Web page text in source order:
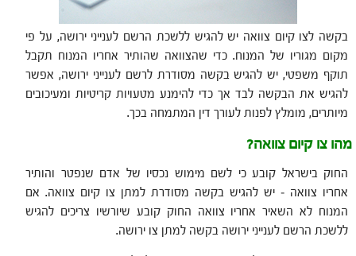
בקשה לצו קיום צוואה יש להגיש ללשכת הרשם לענייני ירושה, על פי
מקום מגוריו של המנוח. כדי שהצוואה שהותיר אחריו המנוח תקבל
תוקף משפטי, יש להגיש בקשה מסודרת לרשם לענייני ירושה, אפשר
להגיש את הבקשה לבד אך כדי להימנע מטעויות קריטיות ומעיכובים
מיותרים, מומלץ לפנות לעורך דין המתמחה בכך.
מהו צו קיום צוואה?
החוק בישראל קובע כי לשם מימוש נכסיו של אדם שנפטר והותיר
אחריו צוואה – יש להגיש בקשה מסודרת למתן צו קיום צוואה. אם
המנוח לא השאיר אחריו צוואה החוק קובע שיורשיו צריכים להגיש
ללשכת הרשם לענייני ירושה בקשה למתן צו ירושה.